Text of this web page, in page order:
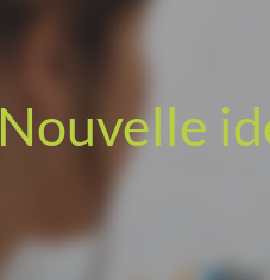
Nouvelle